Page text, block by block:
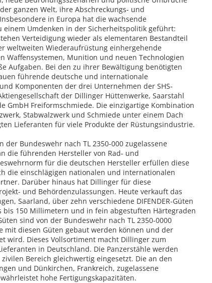
ganzen Welt, ihre Abschreckungs- und
in Europa hat die wachsende
einem Umdenken in der Sicherheitspolitik geführt:
Verteidigung wieder als elementaren Bestandteil
weltweiten Wiederaufrüstung einhergehende
Waffensystemen, Munition und neuen Technologien
Aufgaben. Bei den zu ihrer Bewältigung benötigten
führende deutsche und internationale
Komponenten der drei Unternehmen der SHS-
der Dillinger Hüttenwerke, Saarstahl
GmbH Freiformschmiede. Die einzigartige Kombination
Stabwalzwerk und Schmiede unter einem Dach
Lieferanten für viele Produkte der Rüstungsindustrie.
der Bundeswehr nach TL 2350-000 zugelassene
die führenden Hersteller von Rad- und
für die deutschen Hersteller erfüllen diese
die einschlägigen nationalen und internationalen
Darüber hinaus hat Dillinger für diese
und Behördenzulassungen. Heute verkauft das
Saarland, über zehn verschiedene DIFENDER-Güten
bis 150 Millimetern und in fein abgestuften Härtegraden
sind von der Bundeswehr nach TL 2350-0000
mit diesen Güten gebaut werden können und der
wird. Dieses Vollsortiment macht Dillinger zum
in Deutschland. Die Panzerstähle werden
Bereich gleichwertig eingesetzt. Die an den
und Dünkirchen, Frankreich, zugelassene
hohe Fertigungskapazitäten.